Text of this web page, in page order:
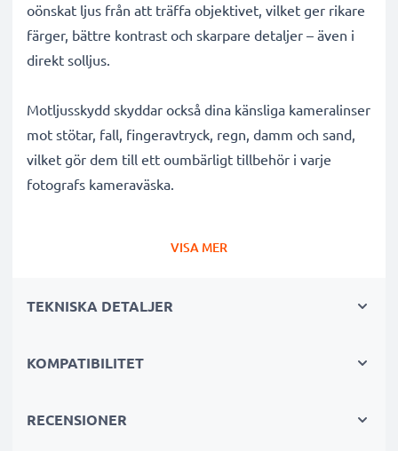
oönskat ljus från att träffa objektivet, vilket ger rikare
färger, bättre kontrast och skarpare detaljer – även i
direkt solljus.
Motljusskydd skyddar också dina känsliga kameralinser
mot stötar, fall, fingeravtryck, regn, damm och sand,
vilket gör dem till ett oumbärligt tillbehör i varje
fotografs kameraväska.
videokameror, systemkameror och mer
✔ Tar bort oönskat motljus, sidoljusblänk och
VISA MER
TEKNISKA DETALJER
KOMPATIBILITET
RECENSIONER